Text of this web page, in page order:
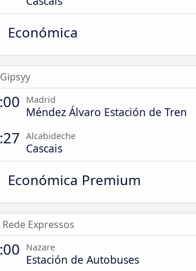
Económica
Gipsyy
Madrid
Méndez Álvaro Estación de Tren
Alcabideche
Cascais
Económica Premium
Rede Expressos
Nazare
Estación de Autobuses